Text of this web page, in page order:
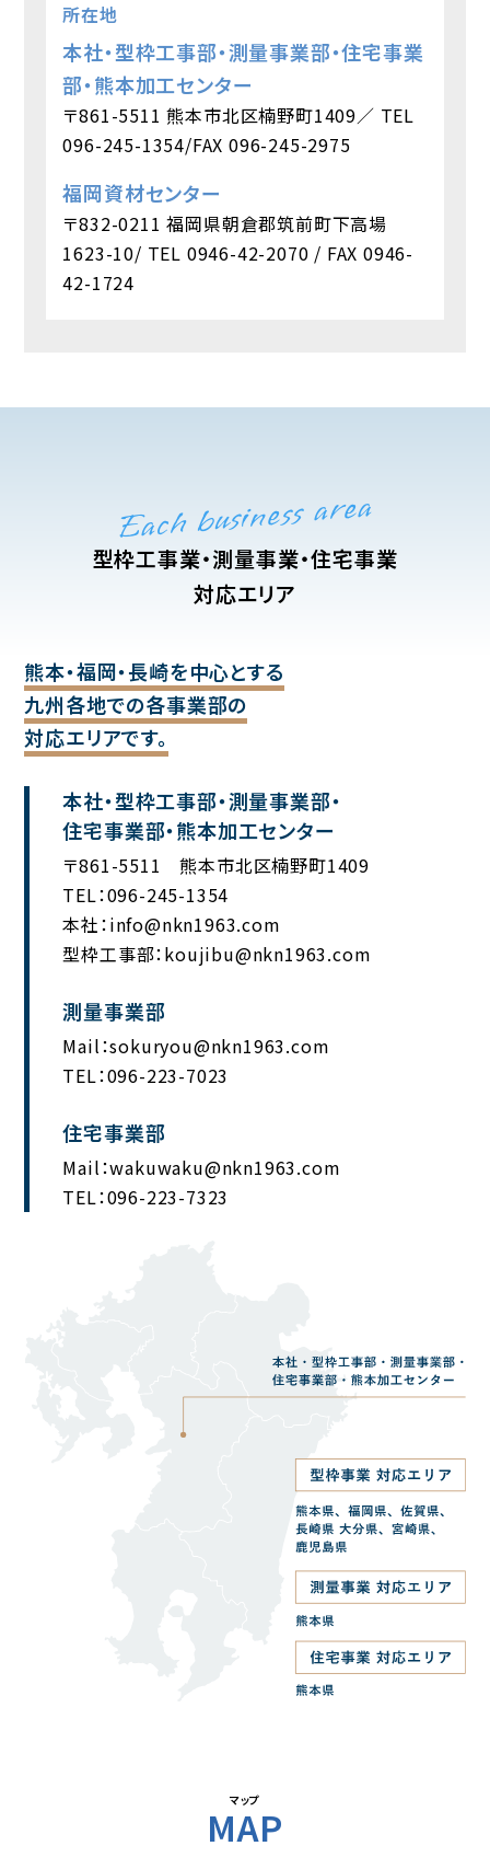
所在地
本社・型枠工事部・測量事業部・住宅事業
部・熊本加工センター
〒861-5511 熊本市北区楠野町1409／ TEL
096-245-1354/FAX 096-245-2975
福岡資材センター
〒832-0211 福岡県朝倉郡筑前町下高場
1623-10/ TEL 0946-42-2070 / FAX 0946-
42-1724
Each business area
型枠工事業・測量事業・住宅事業
対応エリア
熊本・福岡・長崎を中心とする
九州各地での各事業部の
対応エリアです。
本社・型枠工事部・測量事業部・
住宅事業部・熊本加工センター
〒861-5511 熊本市北区楠野町1409
TEL：096-245-1354
本社：info@nkn1963.com
型枠工事部：koujibu@nkn1963.com
測量事業部
Mail：sokuryou@nkn1963.com
TEL：096-223-7023
住宅事業部
Mail：wakuwaku@nkn1963.com
TEL：096-223-7323
マップ
MAP